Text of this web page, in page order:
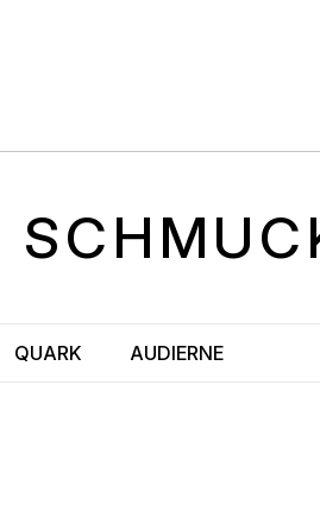
QUARK AUDIERNE